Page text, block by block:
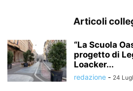
Articoli
“La Scuola
progetto di
Loacker...
redazione - 24